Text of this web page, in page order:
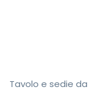
Tavolo e sedie da